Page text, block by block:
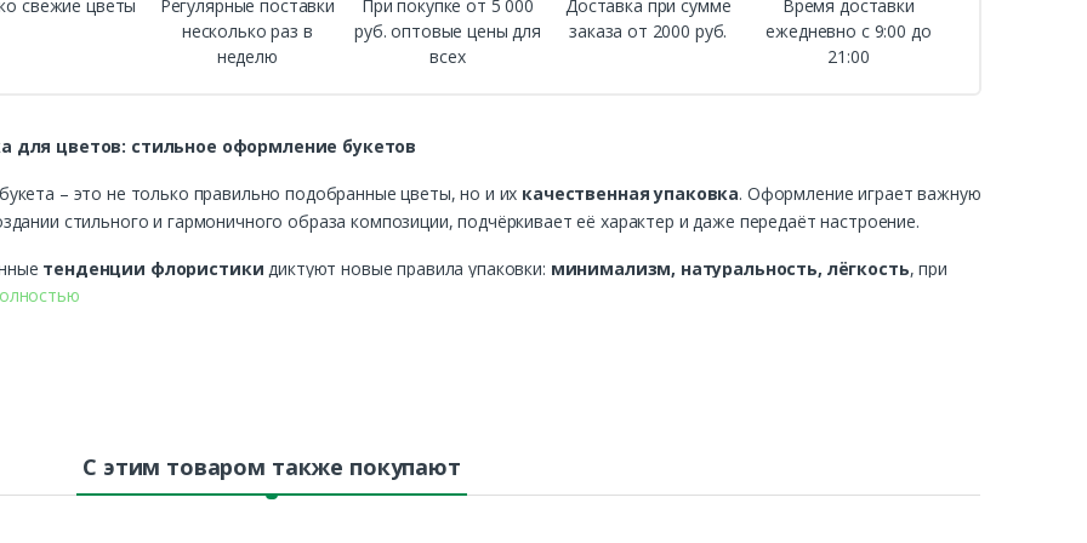
свежие цветы
Регулярные поставки
несколько раз в
неделю
При покупке от 5 000
руб. оптовые цены для
всех
Доставка при сумме
заказа от 2000 руб.
Время доставки
ежедневно с 9:00 до
21:00
для цветов: стильное оформление букетов
– это не только правильно подобранные цветы, но и их качественная упаковка. Оформление играет важную
стильного и гармоничного образа композиции, подчёркивает её характер и даже передаёт настроение.
тенденции флористики диктуют новые правила упаковки: минимализм, натуральность, лёгкость, при
остаётся важным элементом защиты цветов, продлевает их свежесть и делает букет более удобным для
упаковка для цветов?
С этим товаром также покупают